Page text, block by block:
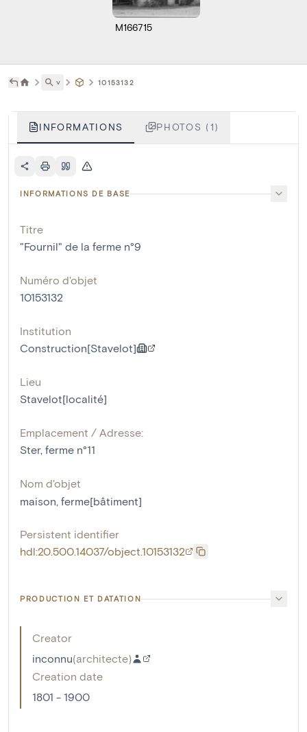
M166715
˅ 10153132
INFORMATIONS PHOTOS (1)
INFORMATIONS DE BASE
Titre
"Fournil" de la ferme n°9
Numéro d'objet
10153132
Institution
Construction[Stavelot]
Lieu
Stavelot[localité]
Emplacement / Adresse:
Ster, ferme n°11
Nom d'objet
maison, ferme[bâtiment]
Persistent identifier
hdl:20.500.14037/object.10153132
PRODUCTION ET DATATION
Creator
inconnu(architecte)
Creation date
1801 - 1900